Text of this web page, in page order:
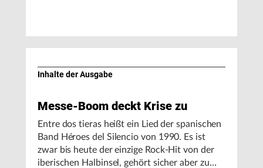
Inhalte der Ausgabe
Messe-Boom deckt Krise zu
Entre dos tieras heißt ein Lied der spanischen
Band Héroes del Silencio von 1990. Es ist
zwar bis heute der einzige Rock-Hit von der
iberischen Halbinsel, gehört sicher aber zu